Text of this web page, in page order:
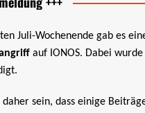
Juli-Wochenende gab es
auf IONOS. Dabei
daher sein, dass einige